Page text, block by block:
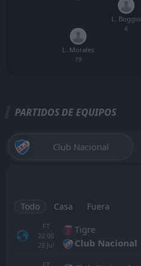
L. Morales
19
L. Boggio
6
PARTIDOS DE EQUIPOS
Club Nacional
Todo Casa Fuera
FT
22:00
28 Jul
Tigre
Club Nacional